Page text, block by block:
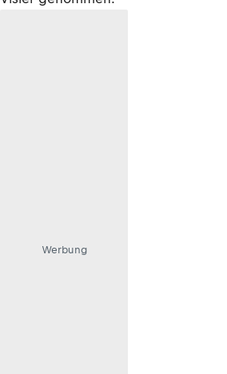
Werbung